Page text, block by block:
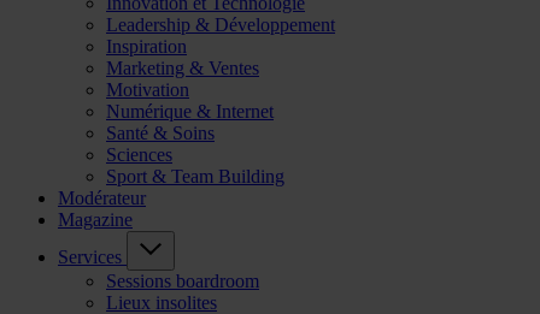
Leadership & Développement
Inspiration
Marketing & Ventes
Motivation
Numérique & Internet
Santé & Soins
Sciences
Sport & Team Building
Modérateur
Magazine
Services
Sessions boardroom
Lieux insolites